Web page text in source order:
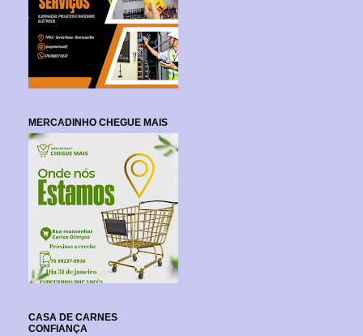
MERCADINHO CHEGUE MAIS
CASA DE CARNES
CONFIANÇA